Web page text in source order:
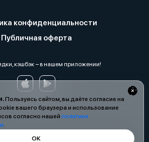
Пользуясь сайтом, вы даёте согласие на
вашего браузера и использование
согласно нашей политике
.
ОК
конфиденциальности
Публичная оферта
кэшбэк − в нашем приложении!